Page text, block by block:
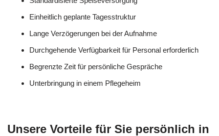
Einheitlich geplante Tagesstruktur
Lange Verzögerungen bei der Aufnahme
Durchgehende Verfügbarkeit für Personal erforderlich
Begrenzte Zeit für persönliche Gespräche
Unterbringung in einem Pflegeheim
Unsere Vorteile für Sie persönlich in